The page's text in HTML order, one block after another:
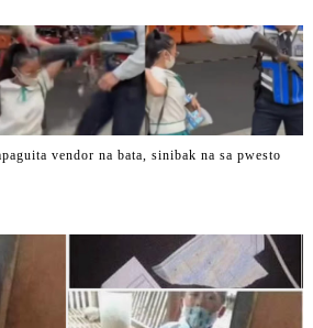
vendor na bata, sinibak na sa pwesto